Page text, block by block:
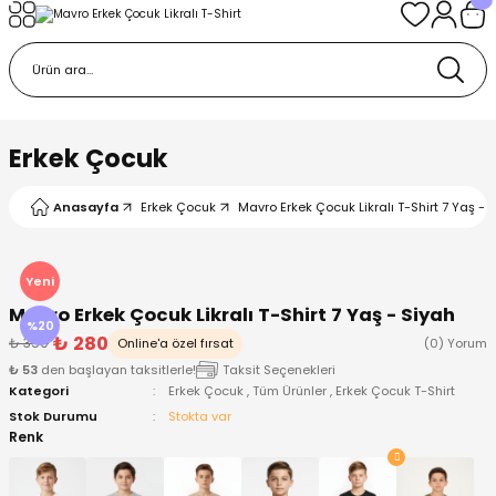
Erkek Çocuk
Anasayfa Erkek Çocuk Mavro Erkek Çocuk Likralı T-Shirt 7 Yaş -
Yeni
%20
Mavro Erkek Çocuk Likralı T-Shirt 7 Yaş - Siyah
₺ 350 ₺ 280 Online'a özel fırsat
(0) Yorum
₺ 53 den başlayan taksitlerle!
Taksit Seçenekleri
Kategori
Erkek Çocuk ,Tüm Ürünler , Erkek Çocuk T-Shirt
Stok Durumu
Stokta var
Renk
Giyim
Bere ve Eldiven
Body
Bere ve Eldiven
Body
ve Patik
Çıkışı ve Zıbın Seti
Ürünleri